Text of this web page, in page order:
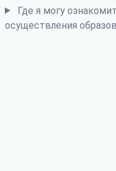
Где я могу
осуществления